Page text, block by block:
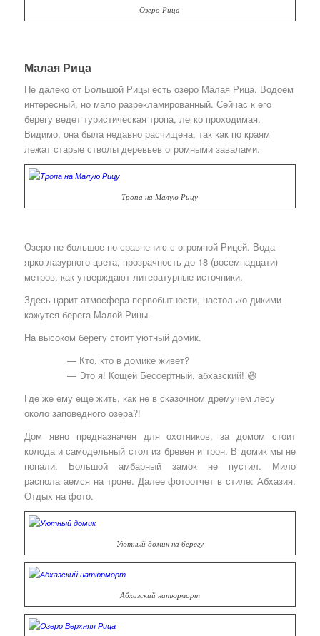
Озеро Рица
Малая Рица
Не далеко от Большой Рицы есть озеро Малая Рица. Водоем
интересный, но мало разрекламированный. Сейчас к его
берегу ведет туристическая тропа, легко проходимая.
Видимо, она была недавно расчищена, так как по краям
лежат старые стволы деревьев огромными завалами.
Тропа на Малую Рицу
Озеро не большое по сравнению с огромной Рицей. Вода
ярко лазурного цвета, прозрачность до 18 (восемнадцати)
метров, как утверждают литературные источники.
Здесь царит атмосфера первобытности, настолько дикими
кажутся берега Малой Рицы.
На высоком берегу стоит уютный домик.
— Кто, кто в домике живет?
— Это я! Кощей Бесcертный, абхазский! 😆
Где же ему еще жить, как не в сказочном дремучем лесу
около заповедного озера?!
Дом явно предназначен для охотников, за домом стоит
колода и самодельный стол из бревен и трон. В домик мы не
попали. Большой амбарный замок не пустил. Мило
располагаемся на троне. Далее фотоотчет в стиле: Абхазия.
Отдых на фото.
Уютный домик на берегу
Абхазский натюрморт